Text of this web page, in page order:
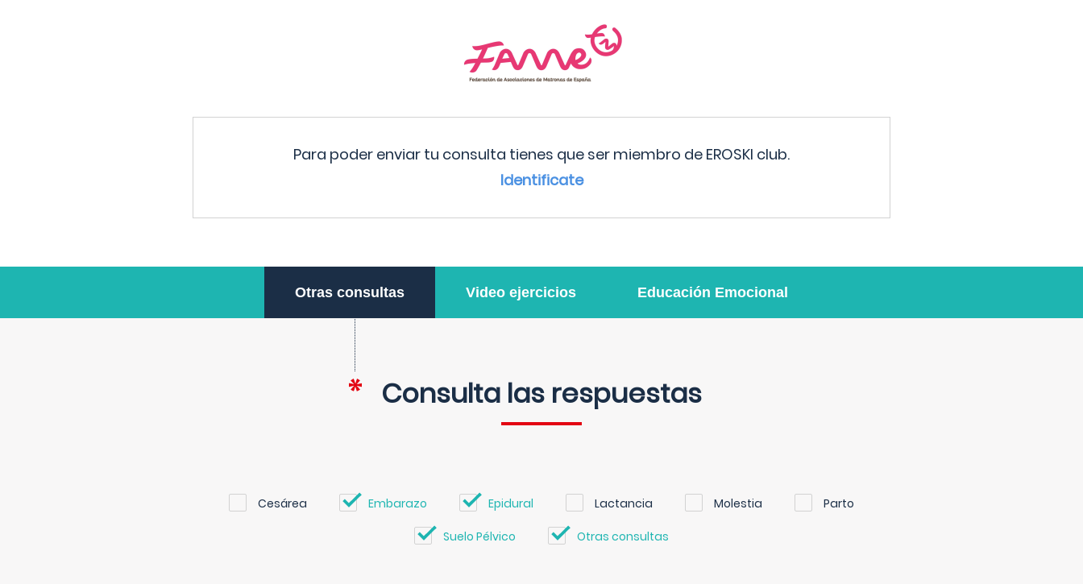
Para poder enviar tu consulta tienes que ser miembro de EROSKI club.
Identificate
Otras consultas Video ejercicios Educación Emocional
Consulta las respuestas
Cesárea Embarazo Epidural Lactancia Molestia Parto
Suelo Pélvico Otras consultas